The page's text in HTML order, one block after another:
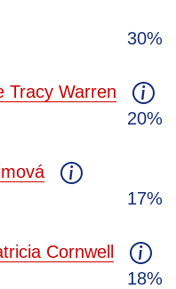
30%
Tracy Warren
20%
17%
Cornwell
18%